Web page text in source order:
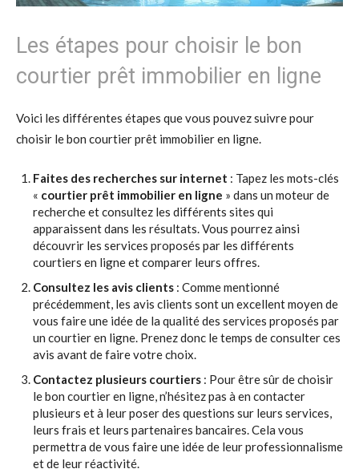
Les étapes pour choisir le bon
courtier prêt immobilier en ligne
Voici les différentes étapes que vous pouvez suivre pour
choisir le bon courtier prêt immobilier en ligne.
Faites des recherches sur internet : Tapez les mots-clés
« courtier prêt immobilier en ligne » dans un moteur de
recherche et consultez les différents sites qui
apparaissent dans les résultats. Vous pourrez ainsi
découvrir les services proposés par les différents
courtiers en ligne et comparer leurs offres.
Consultez les avis clients : Comme mentionné
précédemment, les avis clients sont un excellent moyen de
vous faire une idée de la qualité des services proposés par
un courtier en ligne. Prenez donc le temps de consulter ces
avis avant de faire votre choix.
Contactez plusieurs courtiers : Pour être sûr de choisir
le bon courtier en ligne, n’hésitez pas à en contacter
plusieurs et à leur poser des questions sur leurs services,
leurs frais et leurs partenaires bancaires. Cela vous
permettra de vous faire une idée de leur professionnalisme
et de leur réactivité.